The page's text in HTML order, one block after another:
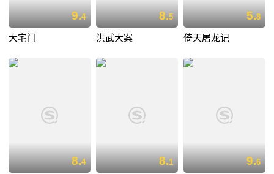
9.4
大宅门
8.5
洪武大案
5.8
倚天屠龙记
8.4 8.1 9.6